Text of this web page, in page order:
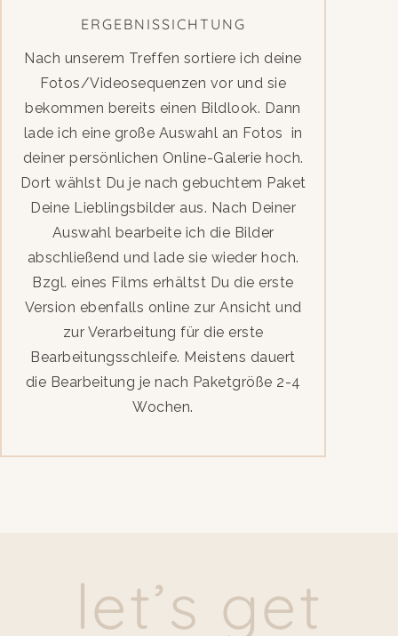
ERGEBNISSICHTUNG
Nach unserem Treffen sortiere ich deine
Fotos/Videosequenzen vor und sie
bekommen bereits einen Bildlook. Dann
lade ich eine große Auswahl an Fotos in
deiner persönlichen Online-Galerie hoch.
Dort wählst Du je nach gebuchtem Paket
Deine Lieblingsbilder aus. Nach Deiner
Auswahl bearbeite ich die Bilder
abschließend und lade sie wieder hoch.
Bzgl. eines Films erhältst Du die erste
Version ebenfalls online zur Ansicht und
zur Verarbeitung für die erste
Bearbeitungsschleife. Meistens dauert
die Bearbeitung je nach Paketgröße 2-4
Wochen.
let’s get